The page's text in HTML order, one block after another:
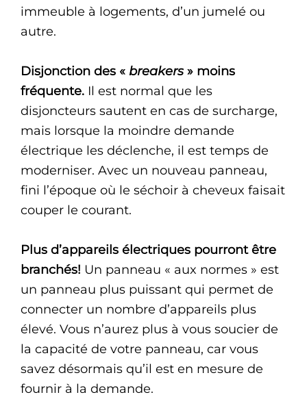
immeuble à logements, d’un jumelé ou
autre.
Disjonction des « breakers » moins
fréquente. Il est normal que les
disjoncteurs sautent en cas de surcharge,
mais lorsque la moindre demande
électrique les déclenche, il est temps de
moderniser. Avec un nouveau panneau,
fini l’époque où le séchoir à cheveux faisait
couper le courant.
Plus d’appareils électriques pourront être
branchés! Un panneau « aux normes » est
un panneau plus puissant qui permet de
connecter un nombre d’appareils plus
élevé. Vous n’aurez plus à vous soucier de
la capacité de votre panneau, car vous
savez désormais qu’il est en mesure de
fournir à la demande.